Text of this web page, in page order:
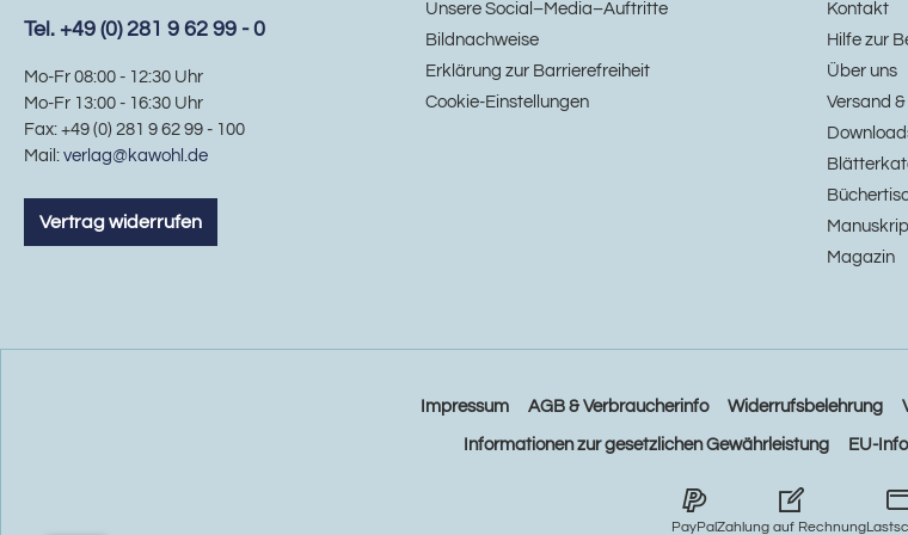
Tel. +49 (0) 281 9 62 99 - 0
Mo-Fr 08:00 - 12:30 Uhr
Mo-Fr 13:00 - 16:30 Uhr
Fax: +49 (0) 281 9 62 99 - 100
Mail: verlag@kawohl.de
Vertrag widerrufen
Unsere Social–Media–Auftritte
Bildnachweise
Erklärung zur Barrierefreiheit
Cookie-Einstellungen
Kontakt
Hilfe zur
Über uns
Versand
Magazin
Impressum AGB & Verbraucherinfo Widerrufsbelehrung
Informationen zur gesetzlichen Gewährleistung EU-
PayPalZahlung auf Rechnung